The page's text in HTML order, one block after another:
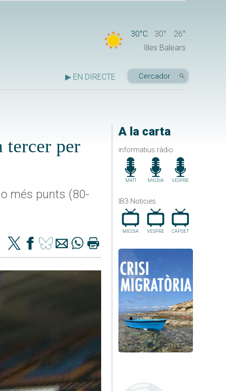
30°C 30°
26°
Illes Balears
▶ EN DIRECTE
A la carta
informatius ràdio
MATÍ MIGDIA VESPRE
IB3 Noticies
MIGDIA VESPRE CAP.SET
tercer per
més punts (80-